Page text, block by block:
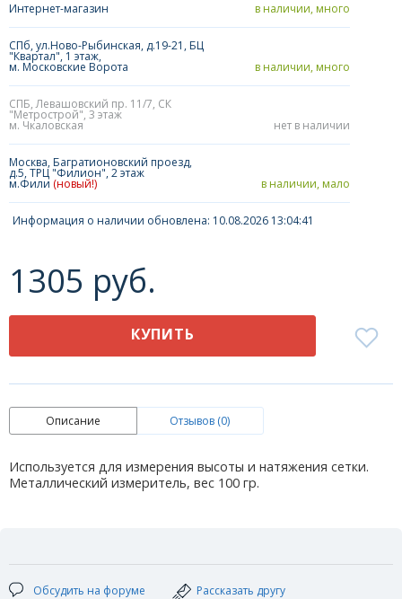
Интернет-магазин в наличии, много
СПб, ул.Ново-Рыбинская, д.19-21, БЦ
"Квартал", 1 этаж,
м. Московские Ворота в наличии, много
СПБ, Левашовский пр. 11/7, СК
"Метрострой", 3 этаж
м. Чкаловская нет в наличии
Москва, Багратионовский проезд,
д.5, ТРЦ "Филион", 2 этаж
м.Фили (новый!) в наличии, мало
Информация о наличии обновлена: 10.08.2026 13:04:41
1305 руб.
КУПИТЬ
Описание Отзывов (0)
Используется для измерения высоты и натяжения сетки.
Металлический измеритель, вес 100 гр.
Обсудить на форуме Рассказать другу